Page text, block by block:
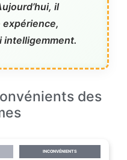
il
intelligemment.
des
INCONVÉNIENTS